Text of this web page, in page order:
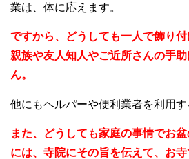
業は、体に応えます。
ですから、どうしても一人で飾り付
親族や友人知人やご近所さんの手
ん。
他にもヘルパーや便利業者を利用す
また、どうしても家庭の事情でお
には、寺院にその旨を伝えて、お